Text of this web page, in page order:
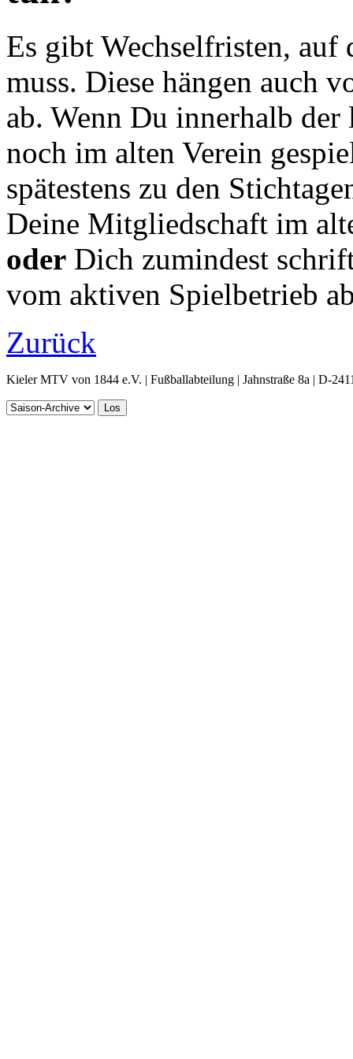
Es gibt Wechselfristen, auf
muss. Diese hängen auch
ab. Wenn Du innerhalb der
noch im alten Verein
spätestens zu den
Deine Mitgliedschaft im
oder Dich zumindest
vom aktiven Spielbetrieb
Zurück
Kieler MTV von 1844 e.V. | Fußballabteilung | Jahnstraße 8a | D-